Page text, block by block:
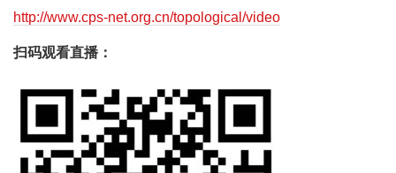
http://www.cps-net.org.cn/topological/video
扫码观看直播：